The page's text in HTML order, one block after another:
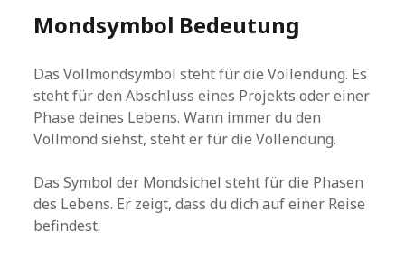
Mondsymbol Bedeutung
Das Vollmondsymbol steht für die Vollendung. Es
steht für den Abschluss eines Projekts oder einer
Phase deines Lebens. Wann immer du den
Vollmond siehst, steht er für die Vollendung.
Das Symbol der Mondsichel steht für die Phasen
des Lebens. Er zeigt, dass du dich auf einer Reise
befindest.